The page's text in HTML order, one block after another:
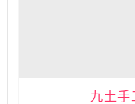
九土手